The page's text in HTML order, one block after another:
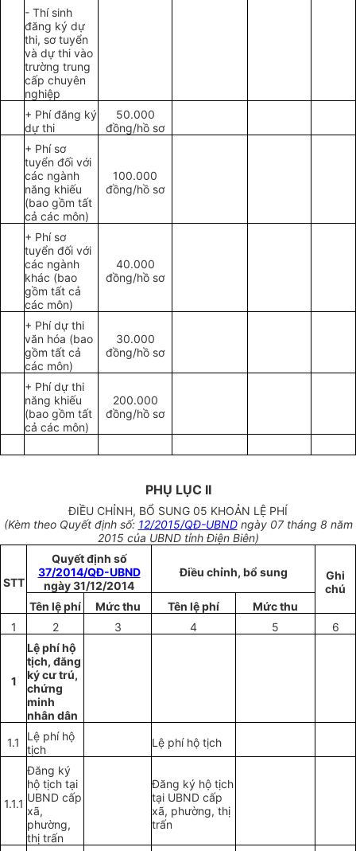
- Thí sinh
đăng ký dự
thi, sơ tuyển
và dự thi vào
trường trung
cấp chuyên
nghiệp
+ Phí đăng ký
dự thi
50.000
đồng/hồ sơ
+ Phí sơ
tuyển đối với
các ngành
năng khiếu
(bao gồm tất
cả các môn)
100.000
đồng/hồ sơ
+ Phí sơ
tuyển đối với
các ngành
khác (bao
gồm tất cả
các môn)
40.000
đồng/hồ sơ
+ Phí dự thi
văn hóa (bao
gồm tất cả
các môn)
30.000
đồng/hồ sơ
+ Phí dự thi
năng khiếu
(bao gồm tất
cả các môn)
200.000
đồng/hồ sơ
PHỤ LỤC II
ĐIỀU CHỈNH, BỔ SUNG 05 KHOẢN LỆ PHÍ
(Kèm theo Quyết định số: 12/2015/QĐ-UBNDngày 07 tháng 8 năm
2015 của UBND tỉnh Điện Biên)
STT
Quyết định số
37/2014/QĐ-UBND
ngày 31/12/2014
Điều chỉnh, bổ sung
Ghi
chú
Tên lệ phí
Mức thu Tên lệ phí
Mức thu
1
2 3 4 5 6
1
Lệ phí hộ
tịch, đăng
ký cư trú,
chứng
minh
nhân dân
1.1
Lệ phí hộ
tịch
Lệ phí hộ tịch
1.1.1
Đăng ký
hộ tịch tại
UBND cấp
xã,
phường,
thị trấn
Đăng ký hộ tịch
tại UBND cấp
xã, phường, thị
trấn